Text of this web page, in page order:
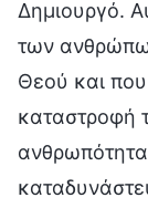
Δημιουργό.
των
Θεού και
καταστροφή
ανθρωπότητα